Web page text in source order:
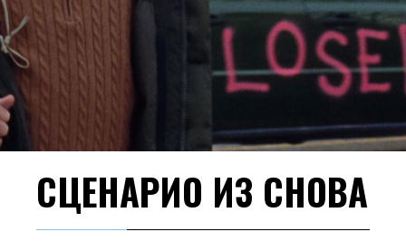
СЦЕНАРИО ИЗ СНОВА